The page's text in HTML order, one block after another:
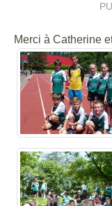
Merci à Catherine